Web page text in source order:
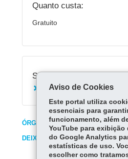
Quanto custa:
Gratuito
Serviços Relacionados:
Agendar doação de
ÓRGÃO RESPONSÁVEL
DEIXE SUA OPINIÃO
Aviso de Cookies
Este portal utiliza
essenciais para
funcionamento, além
YouTube para exibição
do Google Analytics
estatísticas de uso.
escolher como